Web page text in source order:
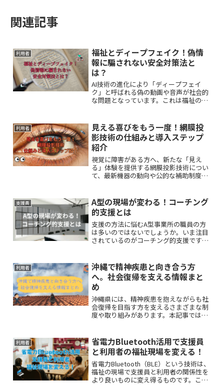
関連記事
利用者
福祉とディープフェイク！偽情
報に騙されない安全対策法と
は？
AI技術の進化により「ディープフェイ
ク」と呼ばれる偽の動画や音声が社会的
な問題となっています。これは福祉の分
されないための対策法について解説して
いきます。
利用者
見える喜びをもう一度！網膜投
影技術の仕組みと導入ステップ
紹介
視覚に障害がある方へ、新たな「見え
る」体験を提供する網膜投影技術につい
て、最新機器の動向や公的な補助制度、
支援員
A型の現場が変わる！コーチング
的支援とは
支援の方法に悩むA型事業所の職員の方
は多いのではないでしょうか。いま注目
されているのがコーチング的支援です。
る活用のヒントをわかりやすく解説しま
す。
利用者
沖縄で精神疾患と向き合う方
へ。社会復帰を支える情報まと
め
沖縄県には、精神疾患を抱えながらも社
会復帰を目指す方を支えるさまざまな制
度や取り組みがあります。本記事では、
と、その利用方法について詳しく解説し
ます。
利用者
省電力Bluetooth活用で支援員
と利用者の福祉現場を変える！
省電力Bluetooth（BLE）という技術は、
福祉の現場で支援員と利用者の関係性を
より良いものに変え得るものです。この